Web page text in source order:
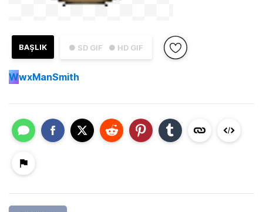
● SD GIF ● HD GIF
BAŞLIK
WwxManSmith